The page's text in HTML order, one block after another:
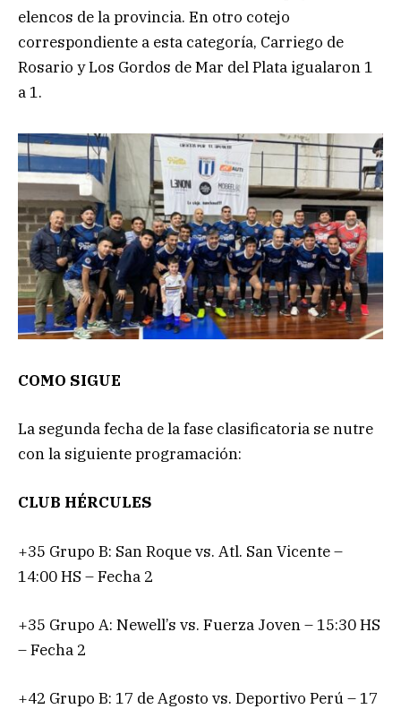
elencos de la provincia. En otro cotejo
correspondiente a esta categoría, Carriego de
Rosario y Los Gordos de Mar del Plata igualaron 1
a 1.
COMO SIGUE
La segunda fecha de la fase clasificatoria se nutre
con la siguiente programación:
CLUB HÉRCULES
+35 Grupo B: San Roque vs. Atl. San Vicente –
14:00 HS – Fecha 2
+35 Grupo A: Newell’s vs. Fuerza Joven – 15:30 HS
– Fecha 2
+42 Grupo B: 17 de Agosto vs. Deportivo Perú – 17